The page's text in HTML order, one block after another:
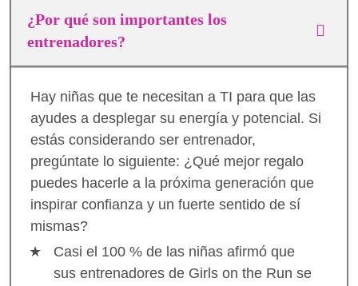
¿Por qué son importantes los
entrenadores?
Hay niñas que te necesitan a TI para que las
ayudes a desplegar su energía y potencial. Si
estás considerando ser entrenador,
pregúntate lo siguiente: ¿Qué mejor regalo
puedes hacerle a la próxima generación que
inspirar confianza y un fuerte sentido de sí
mismas?
Casi el 100 % de las niñas afirmó que
sus entrenadores de Girls on the Run se